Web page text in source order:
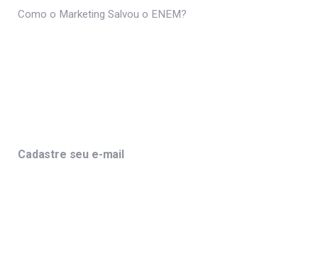
Como o Marketing Salvou o ENEM?
Cadastre seu e-mail